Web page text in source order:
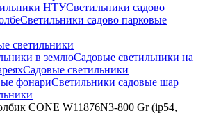
НТУСветильники садово
Светильники садово парковые
светильники
в землюСадовые светильники на
Садовые светильники
фонариСветильники садовые шар
CONE W11876N3-800 Gr (ip54,